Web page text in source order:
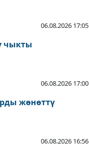
06.08.2026 17:05
чыкты
06.08.2026 17:00
жөнөттү
06.08.2026 16:56